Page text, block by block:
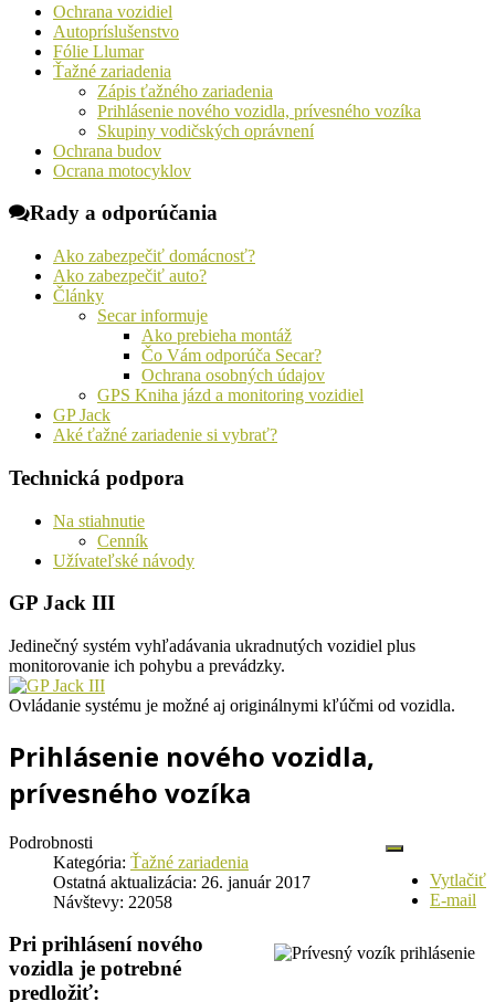
Ochrana vozidiel
Autopríslušenstvo
Fólie Llumar
Ťažné zariadenia
Zápis ťažného zariadenia
Prihlásenie nového vozidla, prívesného vozíka
Skupiny vodičských oprávnení
Ochrana budov
Ocrana motocyklov
Rady a odporúčania
Ako zabezpečiť domácnosť?
Ako zabezpečiť auto?
Články
Secar informuje
Ako prebieha montáž
Čo Vám odporúča Secar?
Ochrana osobných údajov
GPS Kniha jázd a monitoring vozidiel
GP Jack
Aké ťažné zariadenie si vybrať?
Technická podpora
Na stiahnutie
Cenník
Užívateľské návody
GP Jack III
Jedinečný systém vyhľadávania ukradnutých vozidiel plus
monitorovanie ich pohybu a prevádzky.
Ovládanie systému je možné aj originálnymi kľúčmi od vozidla.
Prihlásenie nového vozidla,
prívesného vozíka
Vytlačiť
E-mail
Podrobnosti
Kategória: Ťažné zariadenia
Ostatná aktualizácia: 26. január 2017
Návštevy: 22058
Pri prihlásení nového
vozidla je potrebné
predložiť: